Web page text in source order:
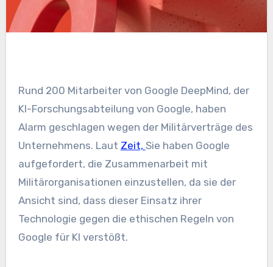
Rund 200 Mitarbeiter von Google DeepMind, der
KI-Forschungsabteilung von Google, haben
Alarm geschlagen wegen der Militärverträge des
Unternehmens. Laut Zeit, Sie haben Google
aufgefordert, die Zusammenarbeit mit
Militärorganisationen einzustellen, da sie der
Ansicht sind, dass dieser Einsatz ihrer
Technologie gegen die ethischen Regeln von
Google für KI verstößt.